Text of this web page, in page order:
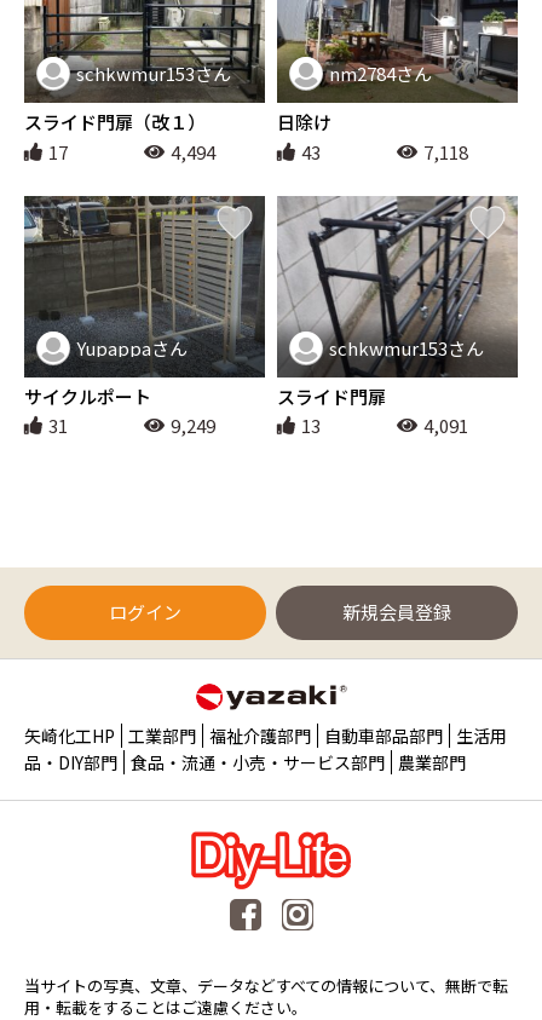
エクステリア
schkwmur153さん
スライド門扉（改１）
17
4,494
エクステリア
nm2784さん
日除け
43
7,118
エクステリア
Yupappaさん
サイクルポート
31
9,249
エクステリア
schkwmur153さん
スライド門扉
13
4,091
ログイン 新規会員登録
矢崎化工HP 工業部門 福祉介護部門 自動車部品部門 生活用
品・DIY部門 食品・流通・小売・サービス部門 農業部門
当サイトの写真、文章、データなどすべての情報について、無断で転
用・転載をすることはご遠慮ください。